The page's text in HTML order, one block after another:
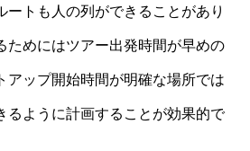
ートも人の列ができることがあり
ためにはツアー出発時間が早めの
アップ開始時間が明確な場所では
るように計画することが効果的で